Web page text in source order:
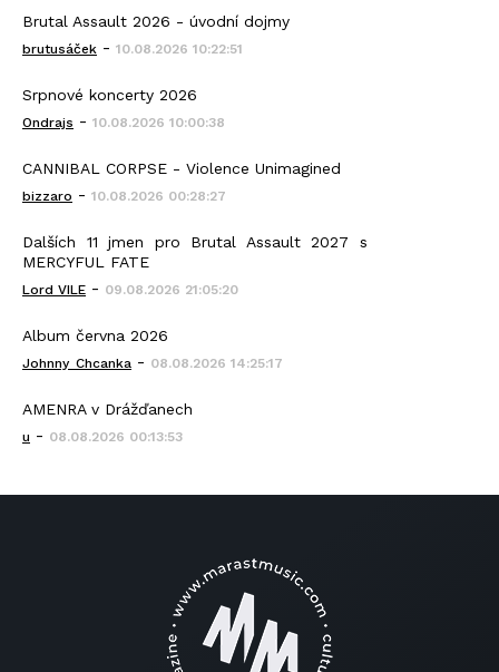
Brutal Assault 2026 - úvodní dojmy
brutusáček - 10.08.2026 10:22:51
Srpnové koncerty 2026
Ondrajs - 10.08.2026 10:00:38
CANNIBAL CORPSE - Violence Unimagined
bizzaro - 10.08.2026 00:28:27
Dalších 11 jmen pro Brutal Assault 2027 s
MERCYFUL FATE
Lord VILE - 09.08.2026 21:05:20
Album června 2026
Johnny_Chcanka - 08.08.2026 14:25:17
AMENRA v Drážďanech
u - 08.08.2026 00:13:53